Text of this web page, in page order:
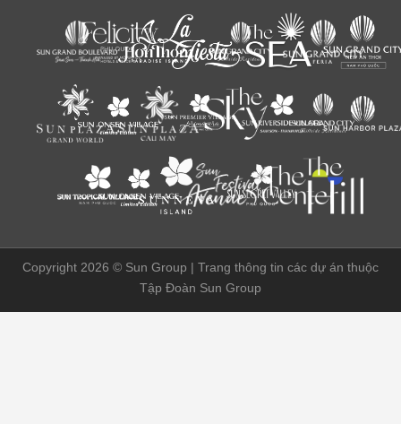
Copyright 2026 © Sun Group | Trang thông tin các dự án thuộc
Tập Đoàn Sun Group